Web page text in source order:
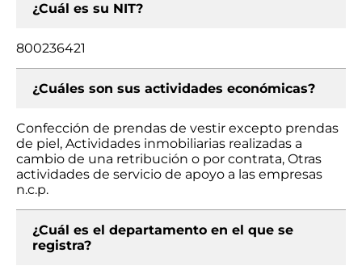
¿Cuál es su NIT?
800236421
¿Cuáles son sus actividades económicas?
Confección de prendas de vestir excepto prendas
de piel, Actividades inmobiliarias realizadas a
cambio de una retribución o por contrata, Otras
actividades de servicio de apoyo a las empresas
n.c.p.
¿Cuál es el departamento en el que se
registra?